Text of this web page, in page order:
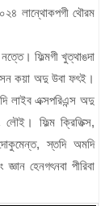
লান্থোকপগী থৌরম
ফিল্মগী খুত্থাঙদা
কয়া অদু উবা ফৎই।
লাইব এক্সপরিএন্স অদু
ফিল্ম ক্রিতিক্স,
দোকুমেন্ত, স্তদি অমদি
হেনগৎনবা পীরিবা